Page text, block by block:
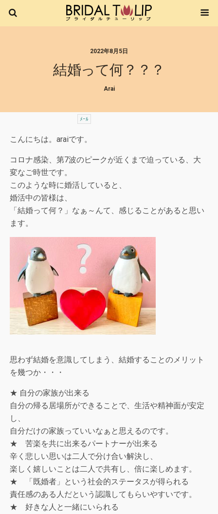
2022年8月5日
結婚って何？？？
Arai
ﾒｰﾙ
こんにちは。araiです。
コロナ感染、第7波のピークが近くまで迫っている、大
変なご時世です。
このような時に婚活していると、
婚活中の皆様は、
「結婚って何？」なぁ～んて、感じることがあると思い
ます。
思わず結婚を意識してしまう、結婚することのメリット
を幾つか・・・
★ 自分の家族が出来る
自分の帰る居場所ができることで、生活や精神面が安定
し、
自分だけの家族っていいなぁと思えるのです。
★ 苦楽を共に出来るパートナーが出来る
辛く悲しい思いは二人で分け合い解決し、
楽しく嬉しいことは二人で共有し、倍に楽しめます。
★ 「既婚者」という社会的ステータスが得られる
責任感のある人だという認識してもらいやすいです。
★ 好きな人と一緒にいられる